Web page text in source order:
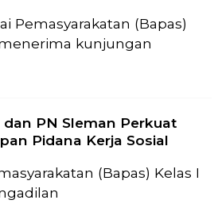
Pemasyarakatan (Bapas)
kunjungan
PN Sleman Perkuat
Pidana Kerja Sosial
(Bapas) Kelas I